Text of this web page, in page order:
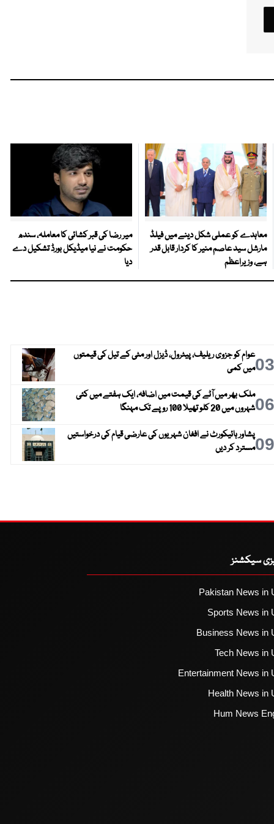
معاہدے کو عملی شکل دینے میں فیلڈ
مارشل سید عاصم منیر کا کردار قابل قدر
ہے، وزیراعظم
میر رضا کی قبر کشائی کا معاملہ، سندھ
حکومت نے نیا میڈیکل بورڈ تشکیل دے
دیا
03عوام کو جزوی ریلیف، پیٹرول، ڈیزل اور مٹی کے تیل کی قیمتوں
میں کمی
06ملک بھر میں آٹے کی قیمت میں اضافہ، ایک ہفتے میں کئی
شہروں میں 20 کلو تھیلا 100 روپے تک مہنگا
09پشاور ہائیکورٹ نے افغان شہریوں کی عارضی قیام کی درخواستیں
مسترد کر دیں
سیکشنز
Pakistan News in
Sports News in
Business News in
Tech News in
Entertainment News in
Health News in
Hum News